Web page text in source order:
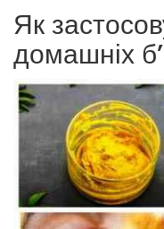
Як
домашніх